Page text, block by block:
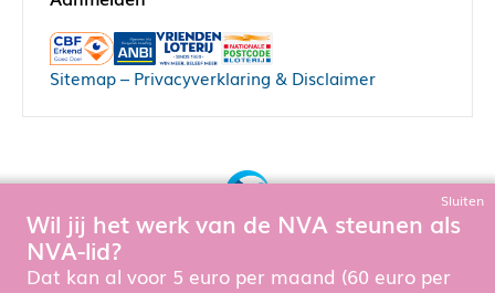
Sitemap– Privacyverklaring & Disclaimer
Om de website goed te laten functioneren en te verbeteren
Sluiten
Wil jij het werk van de NVA steunen als
NVA-lid?
Dat kan al voor 5 euro per maand (60 euro per